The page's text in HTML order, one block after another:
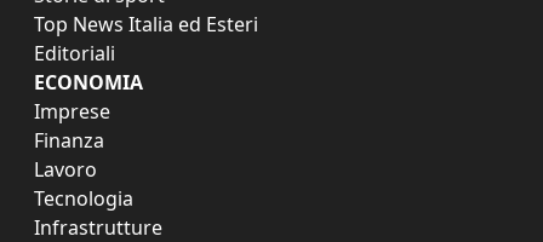
Top News Italia ed Esteri
Editoriali
ECONOMIA
Imprese
Finanza
Lavoro
Tecnologia
Infrastrutture